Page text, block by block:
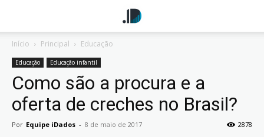
Início Principal Educação
Educação Educação infantil
Como são a procura e a
oferta de creches no Brasil?
Por Equipe iDados - 8 de maio de 2017 2878